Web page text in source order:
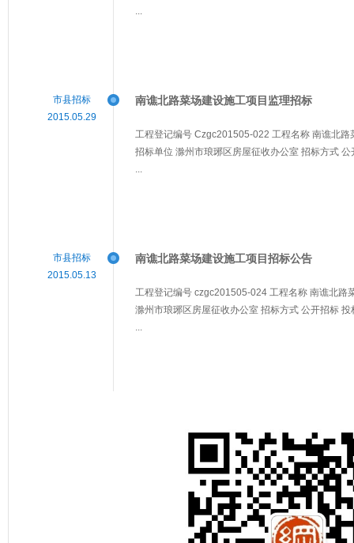
...
市县招标
2015.05.29
南谯北路菜场建设施工项目监理招标
工程登记编号 Czgc201505-022 工程名称 南谯北
招标单位 滁州市琅琊区房屋征收办公室 招标方式
...
市县招标
2015.05.13
南谯北路菜场建设施工项目招标公告
工程登记编号 czgc201505-024 工程名称 南谯北路
滁州市琅琊区房屋征收办公室 招标方式 公开招标
...